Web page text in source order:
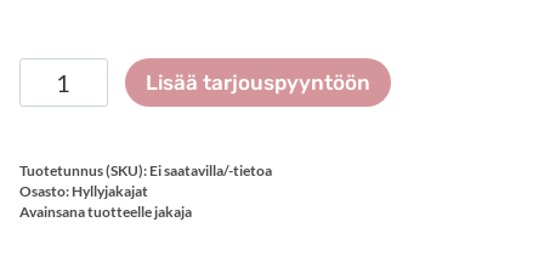
Hyllyjakaja
työntäjällä
mm
stoppari/korkea/medium
force)
Lisää tarjouspyyntöön
Tuotetunnus (SKU): Ei saatavilla/-tietoa
Osasto: Hyllyjakajat
Avainsana tuotteellejakaja